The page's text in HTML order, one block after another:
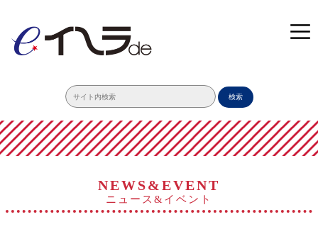
検索
NEWS&EVENT
ニュース&イベント